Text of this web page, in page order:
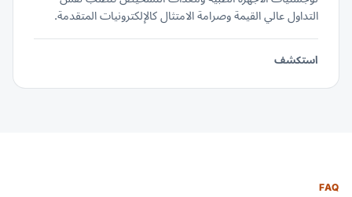
التداول عالي القيمة وصرامة الامتثال كالإلكترونيات المتقدمة.
استكشف
FAQ